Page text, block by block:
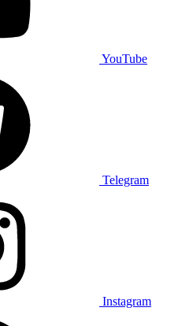
YouTube
Telegram
Instagram